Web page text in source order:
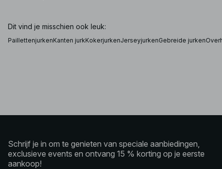
Dit vind je misschien ook leuk:
PaillettenjurkenKanten jurkKokerjurkenJerseyjurkenGebreide jurken
Schrijf je in om te genieten van speciale aanbiedingen,
exclusieve events en ontvang 15 % korting op je eerste
aankoop!